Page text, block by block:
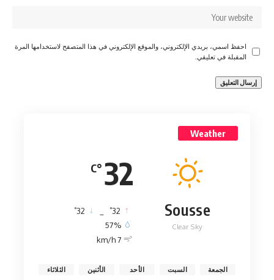
احفظ اسمي، بريدي الإلكتروني، والموقع الإلكتروني في هذا المتصفح لاستخدامها المرة
المقبلة في تعليقي.
Weather
32
°C
Sousse
Clear Sky
32
°
32
°
57%
7 km/h
الجمعة السبت الأحد الأثنين الثلاثاء